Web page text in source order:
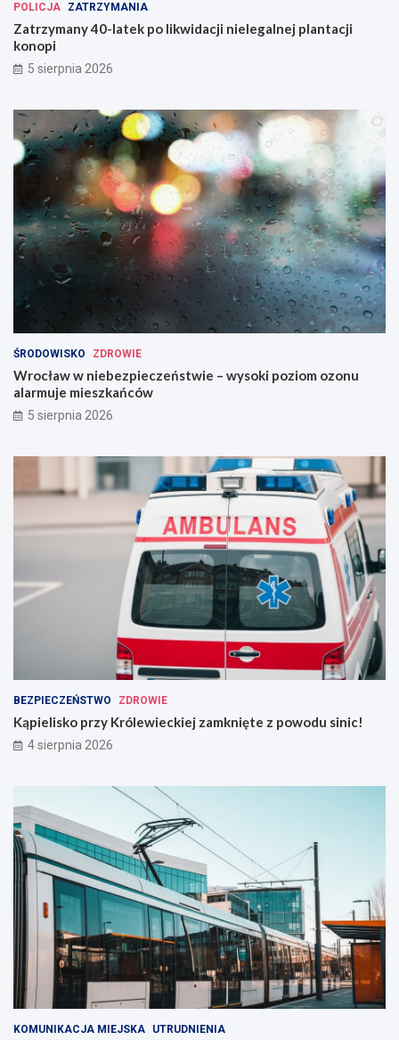
POLICJA ZATRZYMANIA
Zatrzymany 40-latek po likwidacji nielegalnej plantacji
konopi
5 sierpnia 2026
ŚRODOWISKO ZDROWIE
Wrocław w niebezpieczeństwie – wysoki poziom ozonu
alarmuje mieszkańców
5 sierpnia 2026
BEZPIECZEŃSTWO ZDROWIE
Kąpielisko przy Królewieckiej zamknięte z powodu sinic!
4 sierpnia 2026
KOMUNIKACJA MIEJSKA UTRUDNIENIA